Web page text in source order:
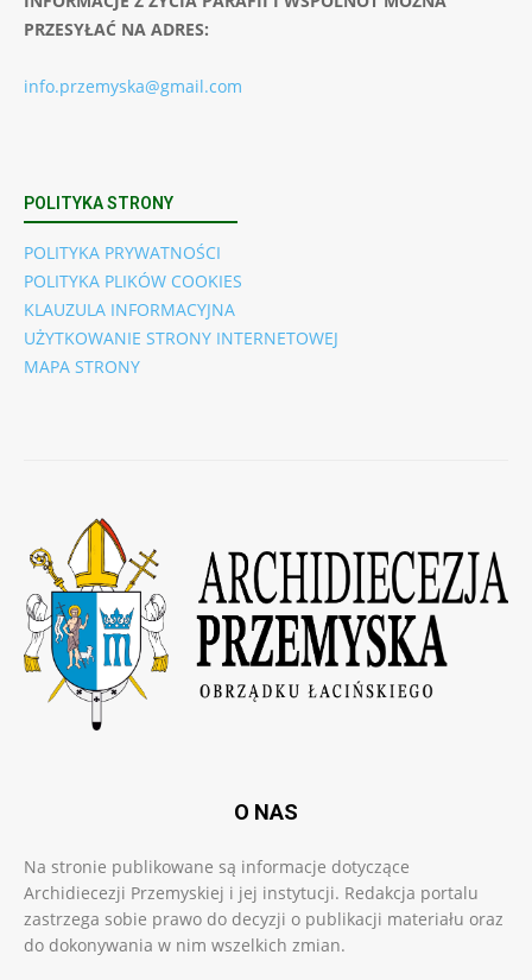
PRZESYŁAĆ NA ADRES:
info.przemyska@gmail.com
POLITYKA STRONY
POLITYKA PRYWATNOŚCI
POLITYKA PLIKÓW COOKIES
KLAUZULA INFORMACYJNA
UŻYTKOWANIE STRONY INTERNETOWEJ
MAPA STRONY
O NAS
Na stronie publikowane są informacje dotyczące
Archidiecezji Przemyskiej i jej instytucji. Redakcja portalu
zastrzega sobie prawo do decyzji o publikacji materiału oraz
do dokonywania w nim wszelkich zmian.